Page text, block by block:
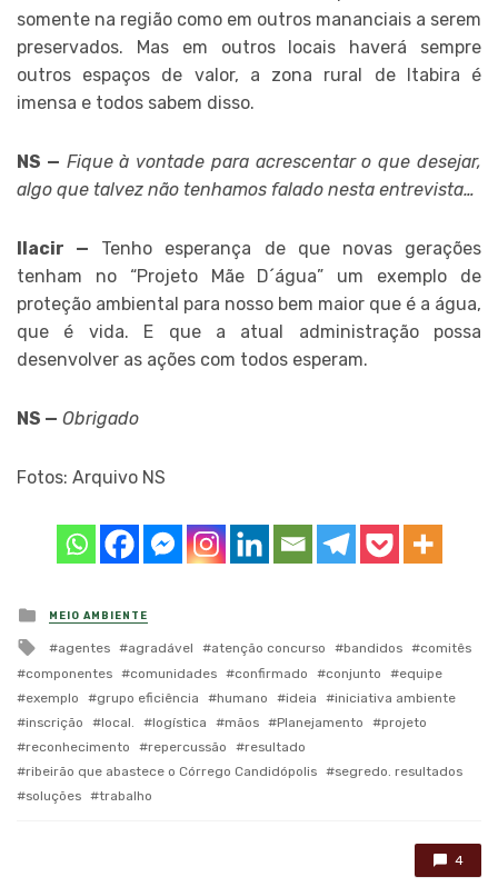
somente na região como em outros mananciais a serem
preservados. Mas em outros locais haverá sempre
outros espaços de valor, a zona rural de Itabira é
imensa e todos sabem disso.
NS — Fique à vontade para acrescentar o que desejar,
algo que talvez não tenhamos falado nesta entrevista…
Ilacir — Tenho esperança de que novas gerações
tenham no “Projeto Mãe D´água” um exemplo de
proteção ambiental para nosso bem maior que é a água,
que é vida. E que a atual administração possa
desenvolver as ações com todos esperam.
NS — Obrigado
Fotos: Arquivo NS
Posted
in
MEIO AMBIENTE
Tagged
agentes agradável atenção concurso bandidos
comitês
componentes
comunidades confirmado conjunto
equipe
exemplo
grupo eficiência humano ideia
iniciativa ambiente
inscrição
local. logística mãos Planejamento
projeto
reconhecimento
repercussão
resultado
ribeirão que abastece o Córrego Candidópolis
segredo. resultados
soluções
trabalho
4